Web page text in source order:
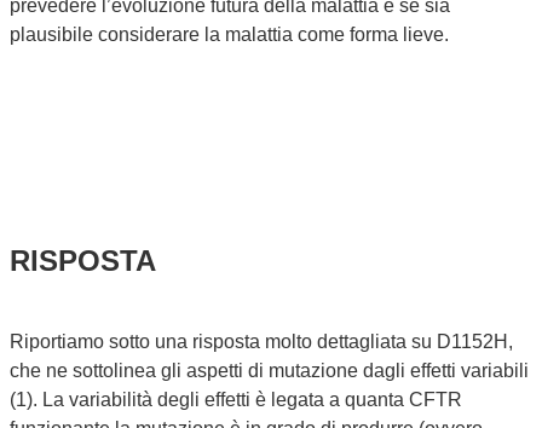
prevedere l’evoluzione futura della malattia e se sia
plausibile considerare la malattia come forma lieve.
RISPOSTA
Riportiamo sotto una risposta molto dettagliata su D1152H,
che ne sottolinea gli aspetti di mutazione dagli effetti variabili
(1). La variabilità degli effetti è legata a quanta CFTR